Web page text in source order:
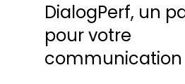
DialogPerf, un
pour votre
communication